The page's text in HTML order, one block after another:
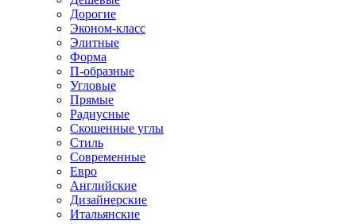
Дорогие
Эконом-класс
Элитные
Форма
П-образные
Угловые
Прямые
Радиусные
Скошенные углы
Стиль
Современные
Евро
Английские
Дизайнерские
Итальянские